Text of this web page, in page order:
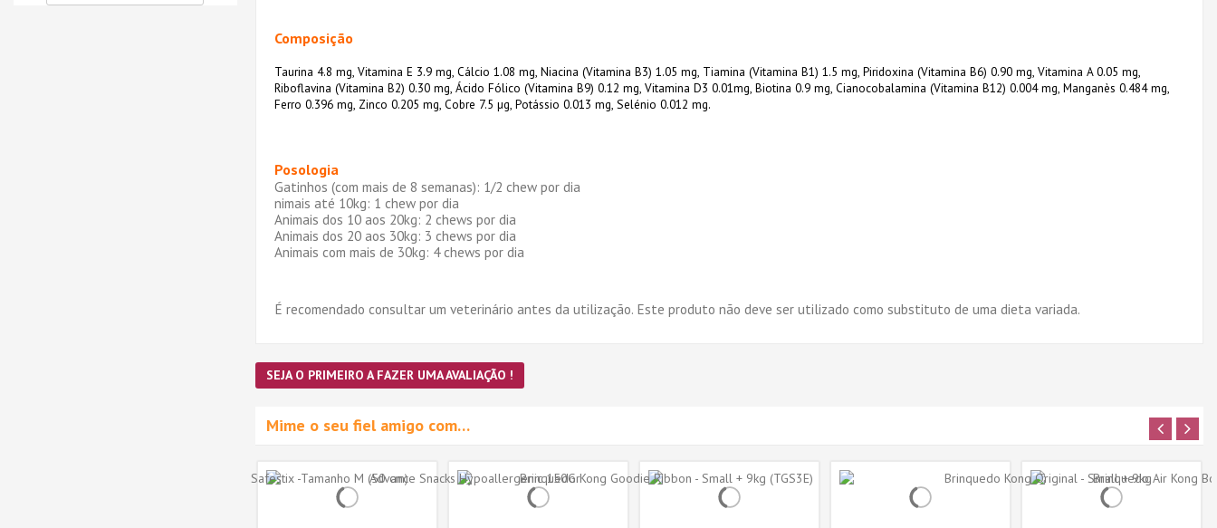
Composição
Taurina 4.8 mg, Vitamina E 3.9 mg, Cálcio 1.08 mg, Niacina (Vitamina B3) 1.05 mg, Tiamina (Vitamina B1) 1.5 mg, Piridoxina (Vitamina B6) 0.90 mg, Vitamina A 0.05 mg,
Riboflavina (Vitamina B2) 0.30 mg, Ácido Fólico (Vitamina B9) 0.12 mg, Vitamina D3 0.01mg, Biotina 0.9 mg, Cianocobalamina (Vitamina B12) 0.004 mg, Manganès 0.484 mg,
Ferro 0.396 mg, Zinco 0.205 mg, Cobre 7.5 µg, Potássio 0.013 mg, Selénio 0.012 mg.
Posologia
Gatinhos (com mais de 8 semanas): 1/2 chew por dia
nimais até 10kg: 1 chew por dia
Animais dos 10 aos 20kg: 2 chews por dia
Animais dos 20 aos 30kg: 3 chews por dia
Animais com mais de 30kg: 4 chews por dia
É recomendado consultar um veterinário antes da utilização. Este produto não deve ser utilizado como substituto de uma dieta variada.
SEJA O PRIMEIRO A FAZER UMA AVALIAÇÃO !
Mime o seu fiel amigo com…